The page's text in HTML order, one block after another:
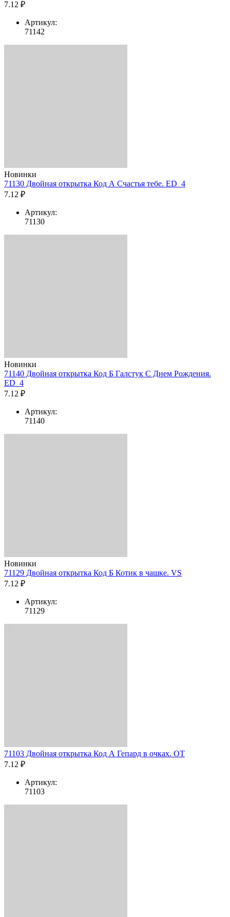
7.12 ₽
Артикул:
71142
Новинки
71130 Двойная открытка Код А Счастья тебе. ED_4
7.12 ₽
Артикул:
71130
Новинки
71140 Двойная открытка Код Б Галстук С Днем Рождения.
ED_4
7.12 ₽
Артикул:
71140
Новинки
71129 Двойная открытка Код Б Котик в чашке. VS
7.12 ₽
Артикул:
71129
71103 Двойная открытка Код А Гепард в очках. ОТ
7.12 ₽
Артикул:
71103